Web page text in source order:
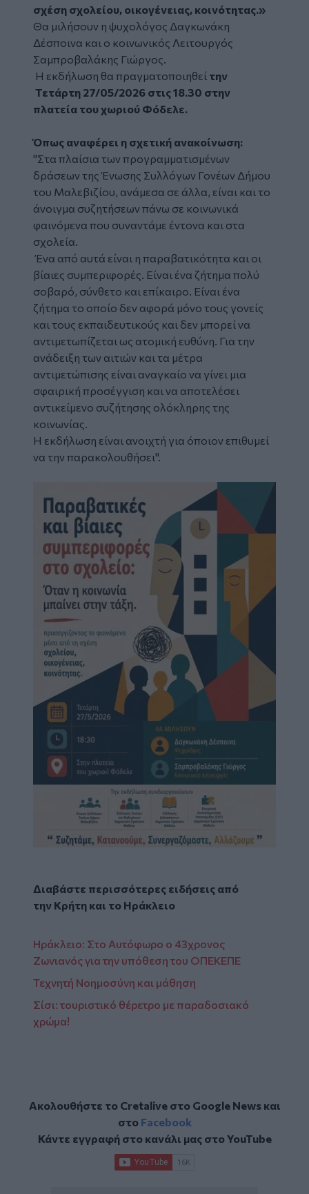
σχέση σχολείου, οικογένειας, κοινότητας.»
Θα μιλήσουν η ψυχολόγος Δαγκωνάκη
Δέσποινα και ο κοινωνικός Λειτουργός
Σαμπροβαλάκης Γιώργος.
Η εκδήλωση θα πραγματοποιηθεί την
Τετάρτη 27/05/2026 στις 18.30 στην
πλατεία του χωριού Φόδελε.
Όπως αναφέρει η σχετική ανακοίνωση:
"Στα πλαίσια των προγραμματισμένων
δράσεων της Ένωσης Συλλόγων Γονέων Δήμου
του Μαλεβιζίου, ανάμεσα σε άλλα, είναι και το
άνοιγμα συζητήσεων πάνω σε κοινωνικά
φαινόμενα που συναντάμε έντονα και στα
σχολεία.
Ένα από αυτά είναι η παραβατικότητα και οι
βίαιες συμπεριφορές. Είναι ένα ζήτημα πολύ
σοβαρό, σύνθετο και επίκαιρο. Είναι ένα
ζήτημα το οποίο δεν αφορά μόνο τους γονείς
και τους εκπαιδευτικούς και δεν μπορεί να
αντιμετωπίζεται ως ατομική ευθύνη. Για την
ανάδειξη των αιτιών και τα μέτρα
αντιμετώπισης είναι αναγκαίο να γίνει μια
σφαιρική προσέγγιση και να αποτελέσει
αντικείμενο συζήτησης ολόκληρης της
κοινωνίας.
Η εκδήλωση είναι ανοιχτή για όποιον επιθυμεί
να την παρακολουθήσει".
Διαβάστε περισσότερες ειδήσεις από
την Κρήτη και το Ηράκλειο
Ηράκλειο: Στο Αυτόφωρο ο 43χρονος
Ζωνιανός για την υπόθεση του ΟΠΕΚΕΠΕ
Τεχνητή Νοημοσύνη και μάθηση
Σίσι: τουριστικό θέρετρο με παραδοσιακό
χρώμα!
Ακολουθήστε το Cretalive στο Google Newsκαι
στο Facebook
Κάντε εγγραφή στο κανάλι μας στοYouTube